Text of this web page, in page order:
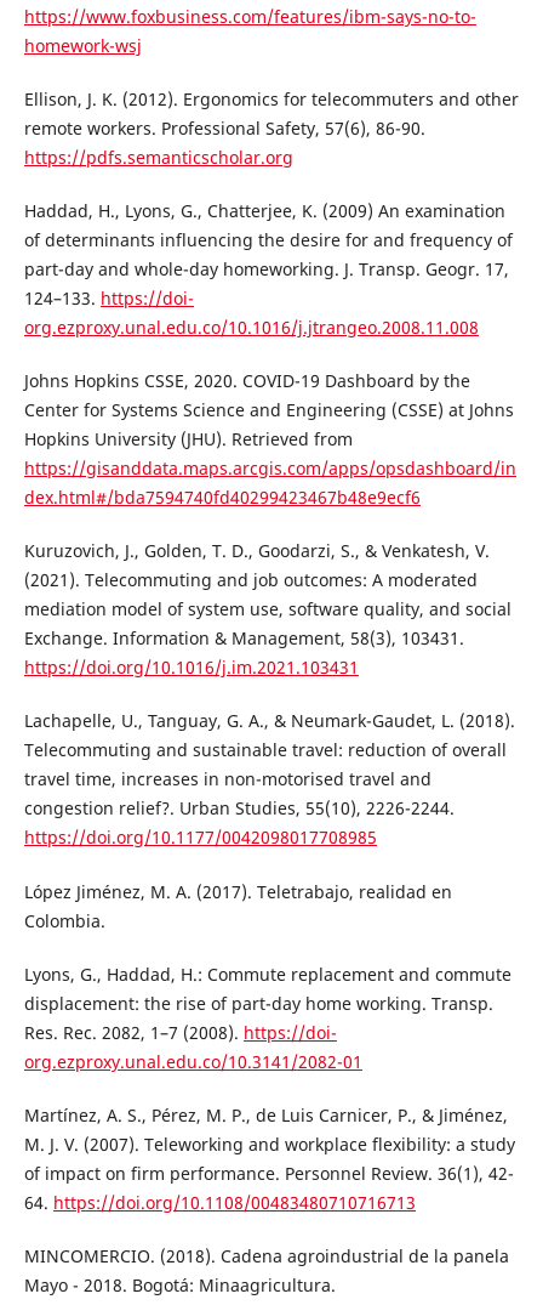
https://www.foxbusiness.com/features/ibm-says-no-to-
homework-wsj
Ellison, J. K. (2012). Ergonomics for telecommuters and other
remote workers. Professional Safety, 57(6), 86-90.
https://pdfs.semanticscholar.org
Haddad, H., Lyons, G., Chatterjee, K. (2009) An examination
of determinants influencing the desire for and frequency of
part-day and whole-day homeworking. J. Transp. Geogr. 17,
124–133. https://doi-
org.ezproxy.unal.edu.co/10.1016/j.jtrangeo.2008.11.008
Johns Hopkins CSSE, 2020. COVID-19 Dashboard by the
Center for Systems Science and Engineering (CSSE) at Johns
Hopkins University (JHU). Retrieved from
https://gisanddata.maps.arcgis.com/apps/opsdashboard/in
dex.html#/bda7594740fd40299423467b48e9ecf6
Kuruzovich, J., Golden, T. D., Goodarzi, S., & Venkatesh, V.
(2021). Telecommuting and job outcomes: A moderated
mediation model of system use, software quality, and social
Exchange. Information & Management, 58(3), 103431.
https://doi.org/10.1016/j.im.2021.103431
Lachapelle, U., Tanguay, G. A., & Neumark-Gaudet, L. (2018).
Telecommuting and sustainable travel: reduction of overall
travel time, increases in non-motorised travel and
congestion relief?. Urban Studies, 55(10), 2226-2244.
https://doi.org/10.1177/0042098017708985
López Jiménez, M. A. (2017). Teletrabajo, realidad en
Colombia.
Lyons, G., Haddad, H.: Commute replacement and commute
displacement: the rise of part-day home working. Transp.
Res. Rec. 2082, 1–7 (2008). https://doi-
org.ezproxy.unal.edu.co/10.3141/2082-01
Martínez, A. S., Pérez, M. P., de Luis Carnicer, P., & Jiménez,
M. J. V. (2007). Teleworking and workplace flexibility: a study
of impact on firm performance. Personnel Review. 36(1), 42-
64. https://doi.org/10.1108/00483480710716713
MINCOMERCIO. (2018). Cadena agroindustrial de la panela
Mayo - 2018. Bogotá: Minaagricultura.